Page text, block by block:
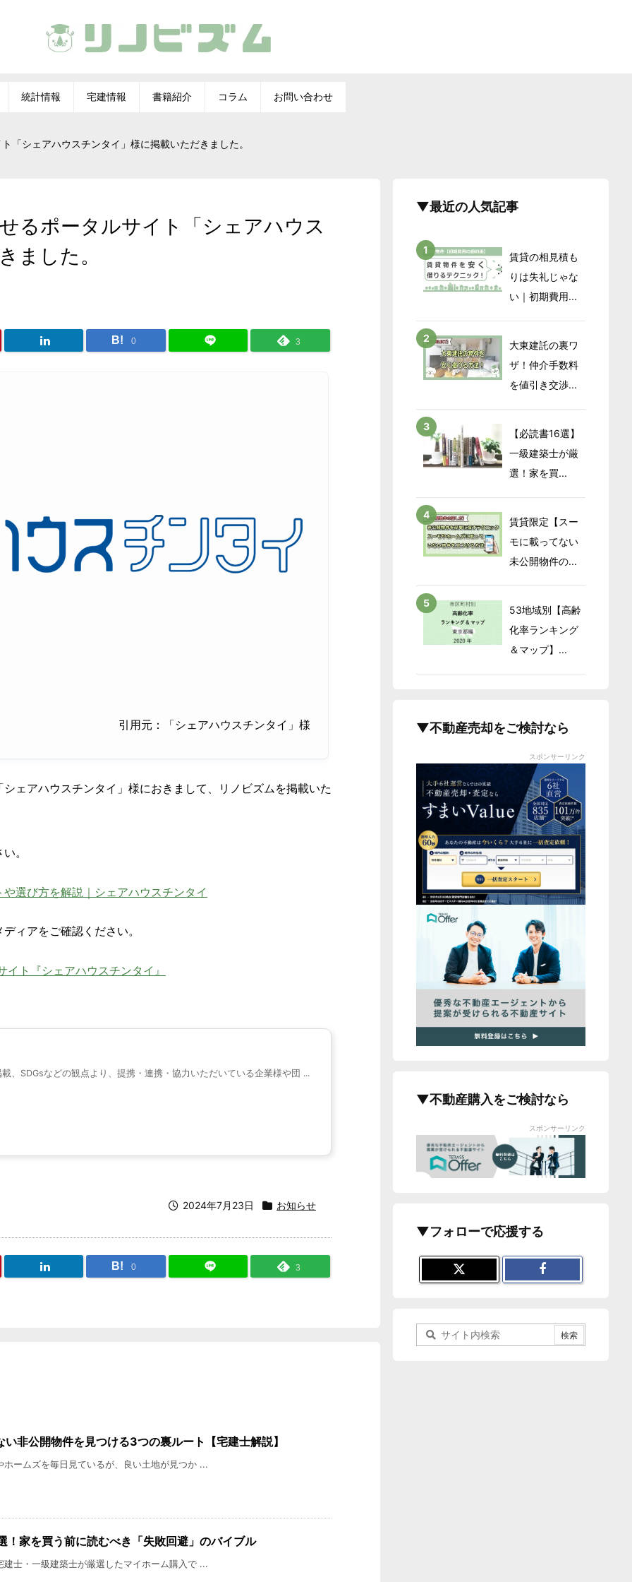
統計情報 宅建情報 書籍紹介 コラム お問い合わせ
「シェアハウスチンタイ」様に掲載いただきました。
るポータルサイト「シェアハウス
ました。
B! 0 3
引用元：「シェアハウスチンタイ」様
ェアハウスチンタイ」様におきまして、リノビズムを掲載いた
。
選び方を解説｜シェアハウスチンタイ
ィアをご確認ください。
イト『シェアハウスチンタイ』
、SDGsなどの観点より、提携・連携・協力いただいている企業様や団 ...
2024年7月23日 お知らせ
B! 0 3
非公開物件を見つける3つの裏ルート【宅建士解説】
ームズを毎日見ているが、良い土地が見つか ...
！家を買う前に読むべき「失敗回避」のバイブル
士・一級建築士が厳選したマイホーム購入で ...
▼最近の人気記事
賃貸の相見積も
りは失礼じゃな
い｜初期費用...
大東建託の裏ワ
ザ！仲介手数料
を値引き交渉...
【必読書16選】
一級建築士が厳
選！家を買...
賃貸限定【スー
モに載ってない
未公開物件の...
53地域別【高齢
化率ランキング
＆マップ】...
▼不動産売却をご検討なら
スポンサーリンク
▼不動産購入をご検討なら
スポンサーリンク
▼フォローで応援する